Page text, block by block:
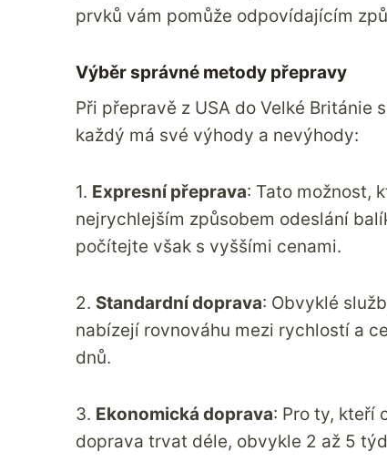
prvků vám pomůže odpovídajícím
Výběr správné metody přepravy
Při přepravě z USA do Velké Británie
každý má své výhody a nevýhody:
1. Expresní přeprava: Tato možnost,
nejrychlejším způsobem odeslání
počítejte však s vyššími cenami.
2. Standardní doprava: Obvyklé
nabízejí rovnováhu mezi rychlostí a
dnů.
3. Ekonomická doprava: Pro ty, kteří
doprava trvat déle, obvykle 2 až 5